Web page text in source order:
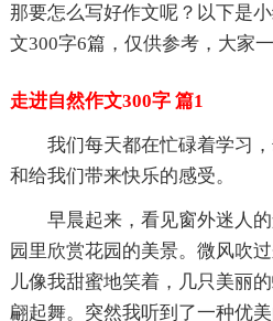
那要怎么写好作文呢？以下是
文300字6篇，仅供参考，大家
走进自然作文300字 篇1
我们每天都在忙碌着学习
和给我们带来快乐的感受。
早晨起来，看见窗外迷人
园里欣赏花园的美景。微风吹
儿像我甜蜜地笑着，几只美丽
翩起舞。突然我听到了一种优